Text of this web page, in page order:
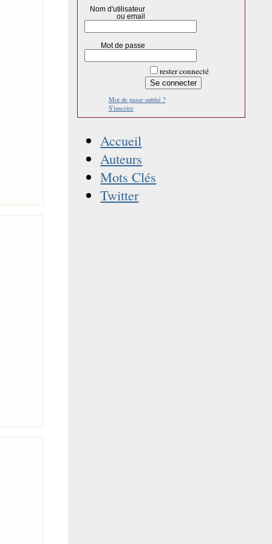
Nom d'utilisateur
ou email
Mot de passe
rester connecté
Mot de passe oublié ?
S'inscrire
Accueil
Auteurs
Mots Clés
Twitter